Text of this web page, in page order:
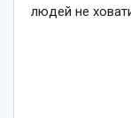
людей не